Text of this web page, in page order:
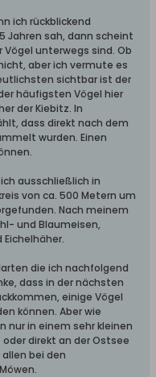
ich rückblickend
Jahren sah, dann scheint
unterwegs sind. Ob
aber ich vermute es
sichtbar ist der
häufigsten Vögel hier
der Kiebitz. In
dass direkt nach dem
wurden. Einen
ausschließlich in
von ca. 500 Metern um
Nach meinem
und Blaumeisen,
die ich nachfolgend
dass in der nächsten
einige Vögel
können. Aber wie
nur in einem sehr kleinen
direkt an der Ostsee
bei den